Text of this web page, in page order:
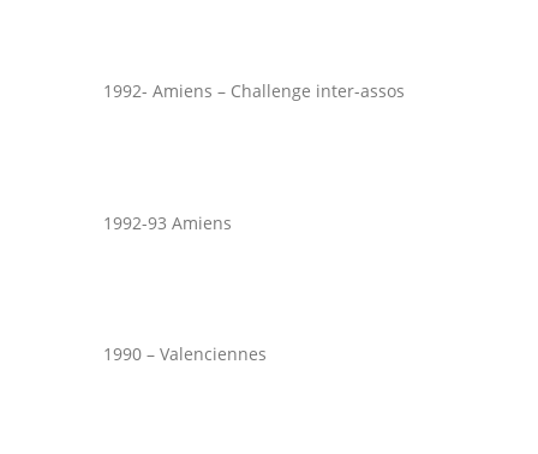
1992- Amiens – Challenge inter-assos
1992-93 Amiens
1990 – Valenciennes